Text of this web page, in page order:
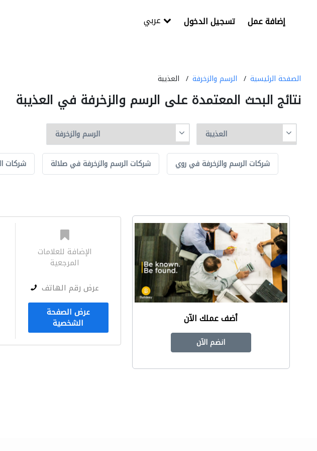
تسجيل الدخول إضافة عمل
الصفحة الرئيسية الرسم والزخرفة العذيبة
نتائج البحث المعتمدة على الرسم والزخرفة في العذيبة
شركات شركات الرسم والزخرفة في صلالة شركات الرسم والزخرفة في روي
الإضافة للعلامات
المرجعية
عرض رقم الهاتف
عرض الصفحة
الشخصية أضف عملك الآن
انضم الآن